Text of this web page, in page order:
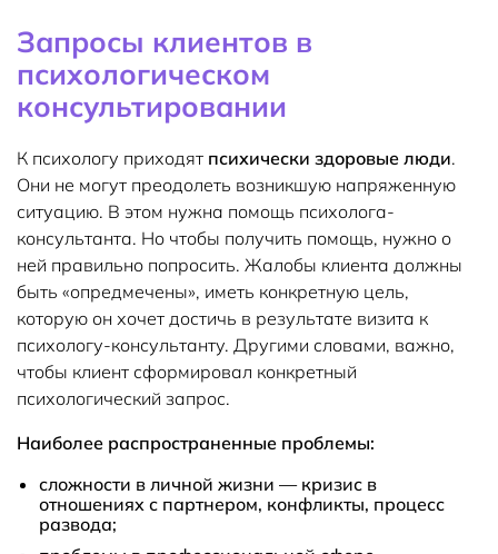
Запросы клиентов в
психологическом
консультировании
К психологу приходят психически здоровые люди.
Они не могут преодолеть возникшую напряженную
ситуацию. В этом нужна помощь психолога-
консультанта. Но чтобы получить помощь, нужно о
ней правильно попросить. Жалобы клиента должны
быть «опредмечены», иметь конкретную цель,
которую он хочет достичь в результате визита к
психологу-консультанту. Другими словами, важно,
чтобы клиент сформировал конкретный
психологический запрос.
Наиболее распространенные проблемы:
сложности в личной жизни — кризис в
отношениях с партнером, конфликты, процесс
развода;